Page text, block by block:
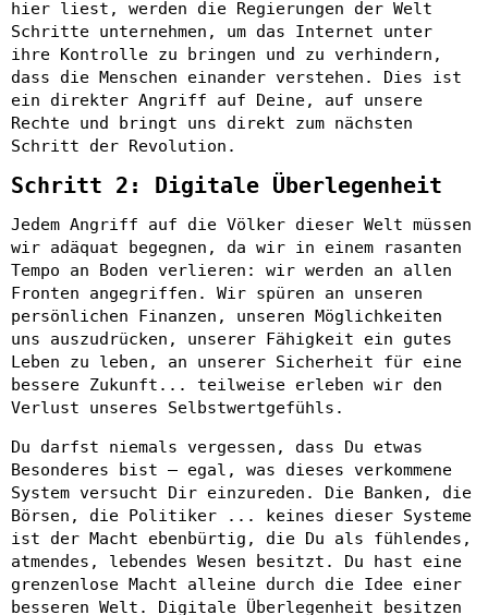
hier liest, werden die Regierungen der Welt
Schritte unternehmen, um das Internet unter
ihre Kontrolle zu bringen und zu verhindern,
dass die Menschen einander verstehen. Dies ist
ein direkter Angriff auf Deine, auf unsere
Rechte und bringt uns direkt zum nächsten
Schritt der Revolution.
Schritt 2: Digitale Überlegenheit
Jedem Angriff auf die Völker dieser Welt müssen
wir adäquat begegnen, da wir in einem rasanten
Tempo an Boden verlieren: wir werden an allen
Fronten angegriffen. Wir spüren an unseren
persönlichen Finanzen, unseren Möglichkeiten
uns auszudrücken, unserer Fähigkeit ein gutes
Leben zu leben, an unserer Sicherheit für eine
bessere Zukunft... teilweise erleben wir den
Verlust unseres Selbstwertgefühls.
Du darfst niemals vergessen, dass Du etwas
Besonderes bist – egal, was dieses verkommene
System versucht Dir einzureden. Die Banken, die
Börsen, die Politiker ... keines dieser Systeme
ist der Macht ebenbürtig, die Du als fühlendes,
atmendes, lebendes Wesen besitzt. Du hast eine
grenzenlose Macht alleine durch die Idee einer
besseren Welt. Digitale Überlegenheit besitzen